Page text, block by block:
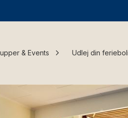
& Events Udlej din